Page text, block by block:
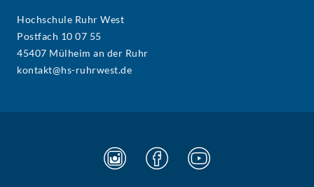
Hochschule Ruhr West
Postfach 10 07 55
45407 Mülheim an der Ruhr
kontakt@hs-ruhrwest.de